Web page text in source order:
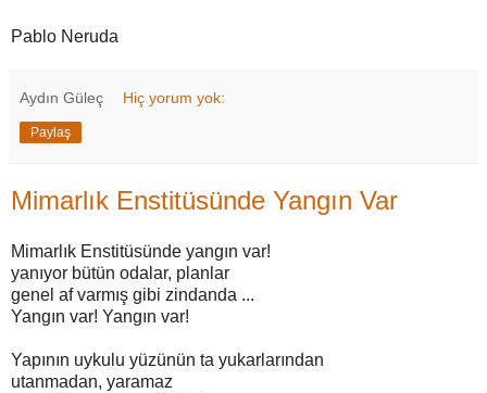
Pablo Neruda
Aydın Güleç Hiç yorum yok:
Paylaş
Mimarlık Enstitüsünde Yangın Var
Mimarlık Enstitüsünde yangın var!
yanıyor bütün odalar, planlar
genel af varmış gibi zindanda ...
Yangın var! Yangın var!
Yapının uykulu yüzünün ta yukarlarından
utanmadan, yaramaz